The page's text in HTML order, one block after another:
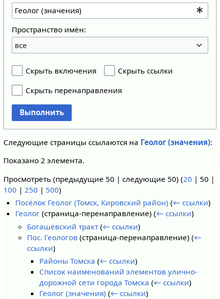
Пространство имён:
все
Скрыть включения
Скрыть ссылки
Скрыть перенаправления
Выполнить
Следующие страницы ссылаются на Геолог (значения):
Показано 2 элемента.
Просмотреть (предыдущие 50 | следующие 50) (20 | 50 |
100 | 250 | 500)
Посёлок Геолог (Томск, Кировский район) (← ссылки)
Геолог (страница-перенаправление)(← ссылки)
Богашёвский тракт (← ссылки)
Пос. Геологов (страница-перенаправление)(←
ссылки)
Районы Томска (← ссылки)
Список наименований элементов улично-
дорожной сети города Томска (← ссылки)
Геолог (значения) (← ссылки)